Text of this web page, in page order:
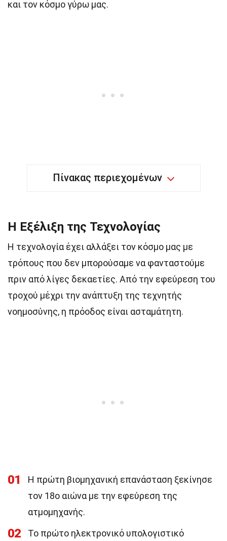
και τον κόσμο γύρω μας.
Πίνακας περιεχομένων
Η Εξέλιξη της Τεχνολογίας
Η τεχνολογία έχει αλλάξει τον κόσμο μας με
τρόπους που δεν μπορούσαμε να φανταστούμε
πριν από λίγες δεκαετίες. Από την εφεύρεση του
τροχού μέχρι την ανάπτυξη της τεχνητής
νοημοσύνης, η πρόοδος είναι ασταμάτητη.
01
Η πρώτη βιομηχανική επανάσταση ξεκίνησε
τον 18ο αιώνα με την εφεύρεση της
ατμομηχανής.
02
Το πρώτο ηλεκτρονικό υπολογιστικό